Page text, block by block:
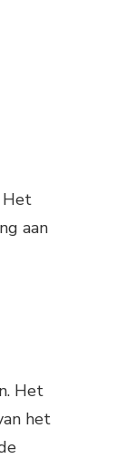
Het
aan
Het
het